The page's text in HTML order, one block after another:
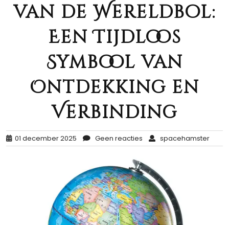
van de Wereldbol:
Een Tijdloos
Symbool van
Ontdekking en
Verbinding
01 december 2025 Geen reacties spacehamster